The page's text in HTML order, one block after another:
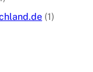
(1)